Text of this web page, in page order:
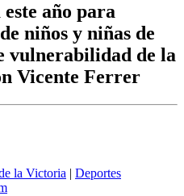
año para
niños y niñas de
vulnerabilidad de la
Vicente Ferrer
la Victoria | Deportes